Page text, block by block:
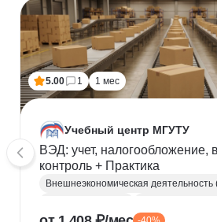
5.00 1 1 мес
Учебный центр МГУТУ
ВЭД: учет, налогообложение,
контроль + Практика
Внешнеэкономическая